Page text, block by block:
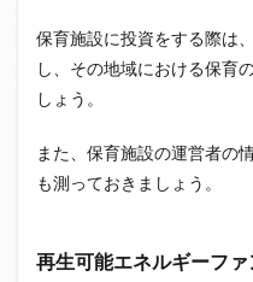
保育施設に投資をする際は
し、その地域における保育
しょう。
また、保育施設の運営者の
も測っておきましょう。
再生可能エネルギーファ